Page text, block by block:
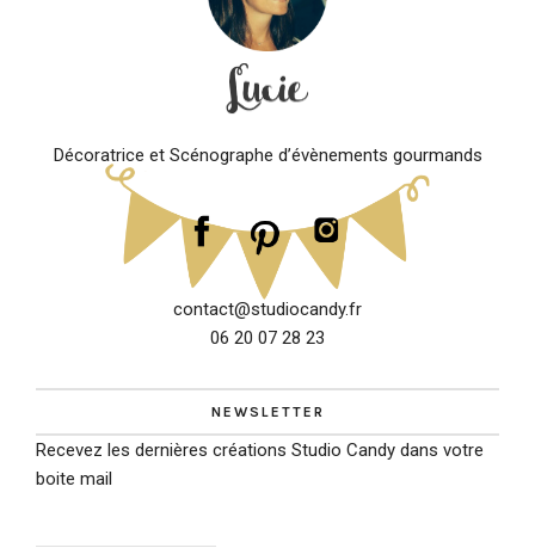
Décoratrice et Scénographe d’évènements gourmands
contact@studiocandy.fr
06 20 07 28 23
NEWSLETTER
Recevez les dernières créations Studio Candy dans votre
boite mail